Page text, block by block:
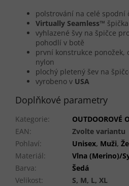
polstrování na celé spodní
Virtually Seamless™ špička
vyhlazené švy na špičce
pohodlí v botě
první konstrukce ponožek,
nylon
plochý pletený šev na
vyrobeno v USA
Doplňkové parametry
Kategorie:
OUTDOOROVÉ
EAN:
Zvolte variantu
Pohlaví: Unisex, Muži,
Materiál:
Vlna (Merino)/
Barva:
Šedá
Velikost:
S, M, L, XL